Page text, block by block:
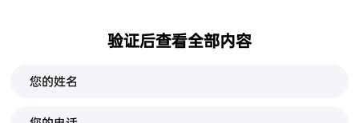
验证后查看全部内容